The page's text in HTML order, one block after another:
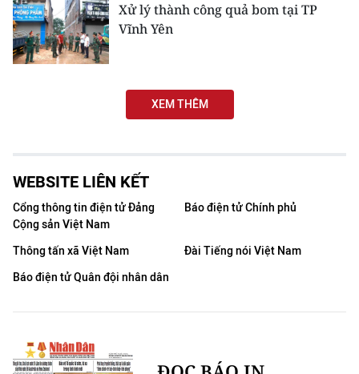
GIÁO DỤC
KHOA HỌC - CÔNG NGHỆ
BẠN ĐỌC
KIỂM CHỨNG THÔNG TIN
CHƯƠNG TRÌNH OCOP - MỖI XÃ
MỘT SẢN PHẨM
Xử lý thành công quả bom tại TP
Vĩnh Yên
XEM THÊM
WEBSITE LIÊN KẾT
Cổng thông tin điện tử Đảng
Cộng sản Việt Nam
Báo điện tử Chính phủ
Thông tấn xã Việt Nam
Đài Tiếng nói Việt Nam
Báo điện tử Quân đội nhân dân